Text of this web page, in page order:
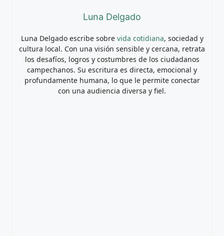
Luna Delgado
Luna Delgado escribe sobre vida cotidiana, sociedad y
cultura local. Con una visión sensible y cercana, retrata
los desafíos, logros y costumbres de los ciudadanos
campechanos. Su escritura es directa, emocional y
profundamente humana, lo que le permite conectar
con una audiencia diversa y fiel.